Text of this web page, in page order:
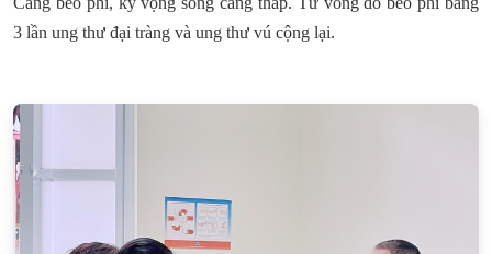
3 lần ung thư đại tràng và ung thư vú cộng lại.